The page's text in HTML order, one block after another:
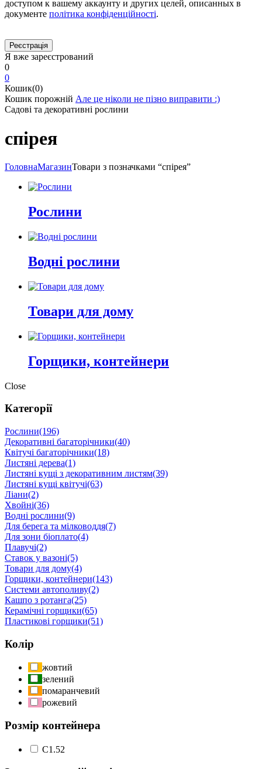
доступом к вашему аккаунту и других целей, описанных в
документе політика конфіденційності.
Я вже зареєстрований
0
0
Кошик(0)
Кошик порожній Але це ніколи не пізно виправити :)
Садові та декоративні рослини
спірея
ГоловнаМагазинТовари з позначками “спірея”
Рослини
Водні рослини
Товари для дому
Горщики, контейнери
Close
Категорії
Рослини(196)
Декоративні багаторічники(40)
Квітучі багаторічники(18)
Листяні дерева(1)
Листяні кущі з декоративним листям(39)
Листяні кущі квітучі(63)
Ліани(2)
Хвойні(36)
Водні рослини(9)
Для берега та мілководдя(7)
Для зони біоплато(4)
Плавучі(2)
Ставок у вазоні(5)
Товари для дому(4)
Горщики, контейнери(143)
Системи автополиву(2)
Кашпо з ротанга(25)
Керамічні горщики(65)
Пластикові горщики(51)
Колір
жовтий
зелений
помаранчевий
рожевий
Розмір контейнера
С1.52